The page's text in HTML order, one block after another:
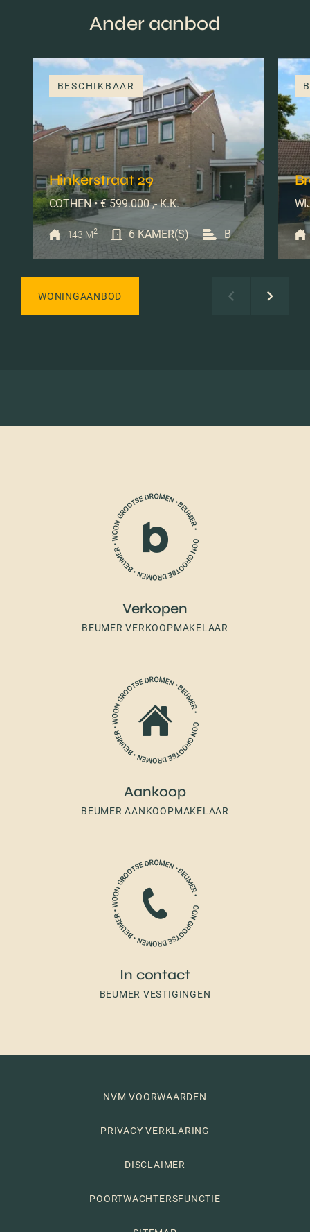
Ander aanbod
BESCHIKBAAR
Hinkerstraat 29
COTHEN • € 599.000 ,- K.K.
143 M2 6 KAMER(S) B
WONINGAANBOD
Verkopen
BEUMER VERKOOPMAKELAAR
Aankoop
BEUMER AANKOOPMAKELAAR
In contact
BEUMER VESTIGINGEN
NVM VOORWAARDEN
PRIVACY VERKLARING
DISCLAIMER
POORTWACHTERSFUNCTIE